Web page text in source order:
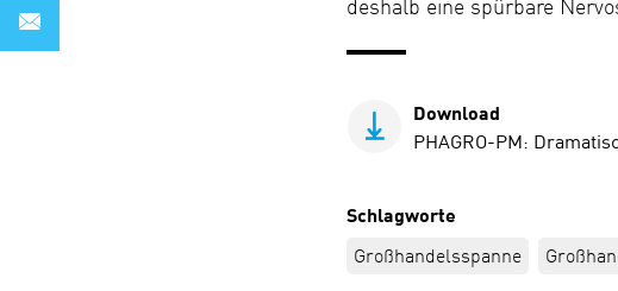
Download
PHAGRO-PM:
Schlagworte
Großhandelsspanne